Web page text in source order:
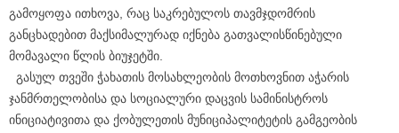
გამოყოფა ითხოვა, რაც საკრებულოს თავმჯდომრის
განცხადებით მაქსიმალურად იქნება გათვალისწინებული
მომავალი წლის ბიუჯეტში.
გასულ თვეში ჭახათის მოსახლეობის მოთხოვნით აჭარის
ჯანმრთელობისა და სოციალური დაცვის სამინისტროს
ინიციატივითა და ქობულეთის მუნიციპალიტეტის გამგეობის